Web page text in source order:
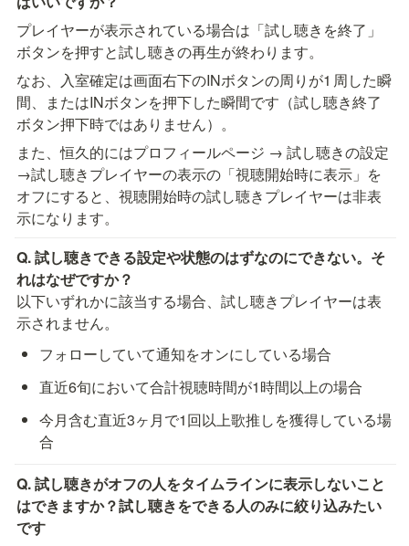
プレイヤーが表示されている場合は「試し聴きを終了」
ボタンを押すと試し聴きの再生が終わります。
なお、入室確定は画面右下のINボタンの周りが1 周した瞬
間、またはINボタンを押下した瞬間です（試し聴き終了
ボタン押下時ではありません）。
また、恒久的にはプロフィールページ → 試し聴きの設定
→試し聴きプレイヤーの表示の「視聴開始時に表示」を
オフにすると、視聴開始時の試し聴きプレイヤーは非表
示になります。
Q. 試し聴きできる設定や状態のはずなのにできない。そ
以下いずれかに該当する場合、試し聴きプレイヤーは表
示されません。
フォローしていて通知をオンにしている場合
直近6旬において合計視聴時間が1時間以上の場合
今月含む直近3ヶ月で1回以上歌推しを獲得している場
合
Q. 試し聴きがオフの人をタイムラインに表示しないこと
はできますか？試し聴きをできる人のみに絞り込みたい
です